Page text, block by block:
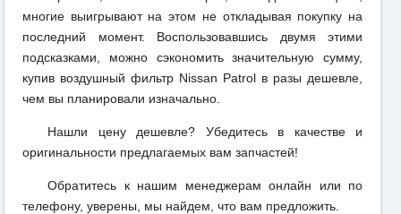
многие выигрывают на этом не откладывая покупку на
последний момент. Воспользовавшись двумя этими
подсказками, можно сэкономить значительную сумму,
купив воздушный фильтр Nissan Patrol в разы дешевле,
чем вы планировали изначально.
Нашли цену дешевле? Убедитесь в качестве и
оригинальности предлагаемых вам запчастей!
Обратитесь к нашим менеджерам онлайн или по
телефону, уверены, мы найдем, что вам предложить.